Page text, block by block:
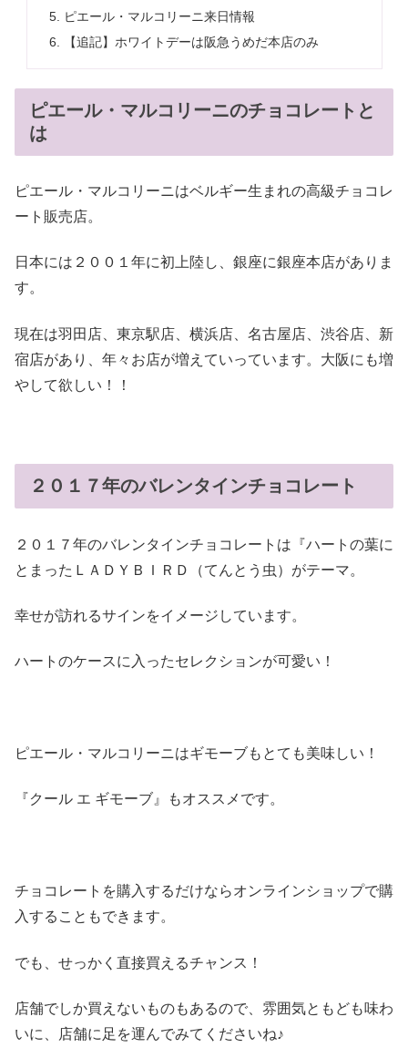
ピエール・マルコリーニ来日情報
【追記】ホワイトデーは阪急うめだ本店のみ
ピエール・マルコリーニのチョコレートと
は
ピエール・マルコリーニはベルギー生まれの高級チョコレ
ート販売店。
日本には２００１年に初上陸し、銀座に銀座本店がありま
す。
現在は羽田店、東京駅店、横浜店、名古屋店、渋谷店、新
宿店があり、年々お店が増えていっています。大阪にも増
やして欲しい！！
２０１７年のバレンタインチョコレート
２０１７年のバレンタインチョコレートは『ハートの葉に
とまったＬＡＤＹＢＩＲＤ（てんとう虫）がテーマ。
幸せが訪れるサインをイメージしています。
ハートのケースに入ったセレクションが可愛い！
ピエール・マルコリーニはギモーブもとても美味しい！
『クール エ ギモーブ』もオススメです。
チョコレートを購入するだけならオンラインショップで購
入することもできます。
でも、せっかく直接買えるチャンス！
店舗でしか買えないものもあるので、雰囲気ともども味わ
いに、店舗に足を運んでみてくださいね♪